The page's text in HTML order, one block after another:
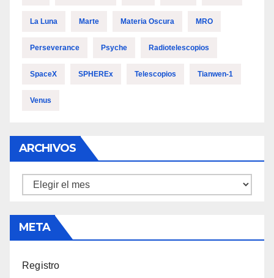
La Luna Marte Materia Oscura MRO
Perseverance Psyche Radiotelescopios
SpaceX SPHEREx Telescopios Tianwen-1
Venus
ARCHIVOS
Archivos
META
Registro